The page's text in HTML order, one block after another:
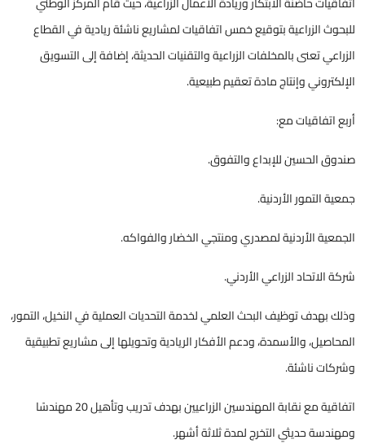
للبحوث الزراعية بتوقيع خمس اتفاقيات لمشاريع ناشئة ريادية في القطاع
الزراعي تعنى بالمخلفات الزراعية والتقنيات الحديثة، إضافة إلى التسويق
الإلكتروني وإنتاج مادة تعقيم طبيعية.
أربع اتفاقيات مع:
صندوق الحسين للإبداع والتفوق.
جمعية التمور الأردنية.
الجمعية الأردنية لمصدري ومنتجي الخضار والفواكه.
شركة الاتحاد الزراعي الأردني.
وذلك بهدف توظيف البحث العلمي لخدمة التحديات العملية في النخيل، التمور،
المحاصيل، والأسمدة، ودعم الأفكار الريادية وتحويلها إلى مشاريع تطبيقية
وشركات ناشئة.
اتفاقية مع نقابة المهندسين الزراعيين بهدف تدريب وتأهيل 20 مهندسًا
ومهندسة حديثي التخرج لمدة ثلاثة أشهر.